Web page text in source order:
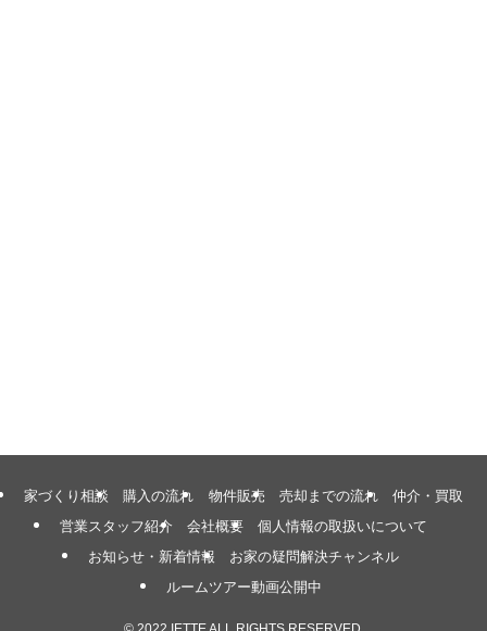
家づくり相談 購入の流れ 物件販売 売却までの流れ
仲介・買取
営業スタッフ紹介
会社概要
個人情報の取扱いについて
お知らせ・新着情報
お家の疑問解決チャンネル
ルームツアー動画公開中